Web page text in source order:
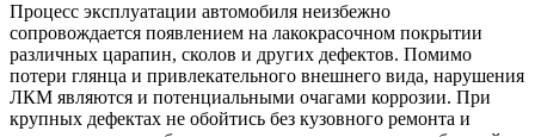
Процесс эксплуатации автомобиля неизбежно
сопровождается появлением на лакокрасочном покрытии
различных царапин, сколов и других дефектов. Помимо
потери глянца и привлекательного внешнего вида, нарушения
ЛКМ являются и потенциальными очагами коррозии. При
крупных дефектах не обойтись без кузовного ремонта и